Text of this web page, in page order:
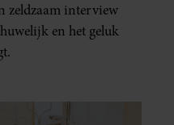
zeldzaam interview
en het geluk